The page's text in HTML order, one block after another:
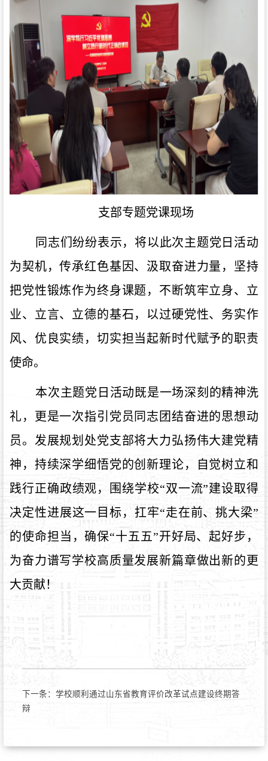
支部专题党课现场
同志们纷纷表示，将以此次主题党日活动
为契机，传承红色基因、汲取奋进力量，坚持
把党性锻炼作为终身课题，不断筑牢立身、立
业、立言、立德的基石，以过硬党性、务实作
风、优良实绩，切实担当起新时代赋予的职责
使命。
本次主题党日活动既是一场深刻的精神洗
礼，更是一次指引党员同志团结奋进的思想动
员。发展规划处党支部将大力弘扬伟大建党精
神， 持续深学细悟党的创新理论，自觉树立和
践行正确政绩观，
围绕学校“双一流”建设取得
决定性进展这一目标， 扛牢“走在前、挑大梁”
的使命担当 ，确保“十五五”开好局、起好步，
为奋力谱写学校高质量发展新篇章做出新的更
大贡献！
下一条： 学校顺利通过山东省教育评价改革试点建设终期答
辩